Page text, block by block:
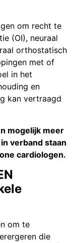
om recht te
(OI), neuraal
orthostatisch
met of
in het
en
kan vertraagd
mogelijk meer
verband staan
cardiologen.
om te
die